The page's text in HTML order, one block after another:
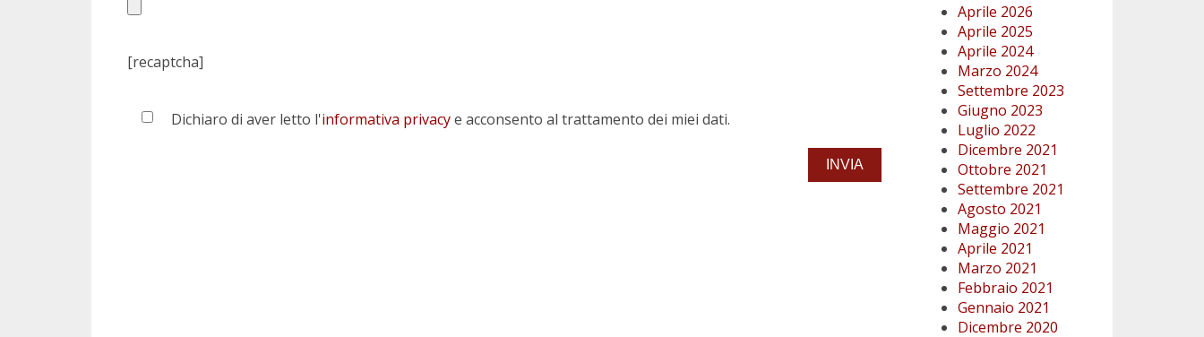
[recaptcha]
Dichiaro di aver letto l'informativa privacye acconsento al trattamento dei miei dati.
Aprile 2026
Aprile 2025
Aprile 2024
Marzo 2024
Settembre 2023
Giugno 2023
Luglio 2022
Dicembre 2021
Ottobre 2021
Settembre 2021
Agosto 2021
Maggio 2021
Aprile 2021
Marzo 2021
Febbraio 2021
Gennaio 2021
Dicembre 2020